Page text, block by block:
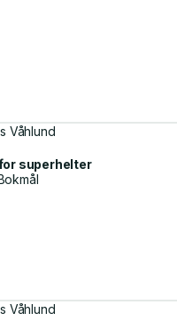
Våhlund
superhelter
Våhlund